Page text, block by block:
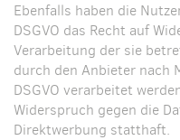
Ebenfalls haben die
DSGVO das Recht auf
Verarbeitung der sie
durch den Anbieter nach
DSGVO verarbeitet
Widerspruch gegen die
Direktwerbung statthaft.